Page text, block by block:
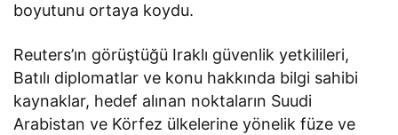
boyutunu ortaya koydu.
Reuters’ın görüştüğü Iraklı güvenlik yetkilileri,
Batılı diplomatlar ve konu hakkında bilgi sahibi
kaynaklar, hedef alınan noktaların Suudi
Arabistan ve Körfez ülkelerine yönelik füze ve